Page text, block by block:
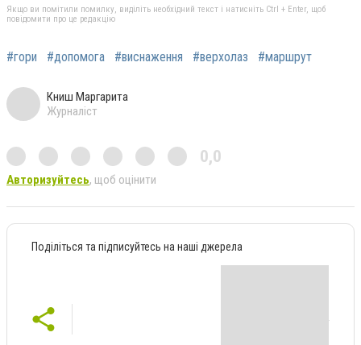
Якщо ви помітили помилку, виділіть необхідний текст і натисніть Ctrl + Enter, щоб
повідомити про це редакцію
#гори #допомога #виснаження #верхолаз #маршрут
Книш Маргарита
Журналіст
0,0
Авторизуйтесь, щоб оцінити
Поділіться та підписуйтесь на наші джерела